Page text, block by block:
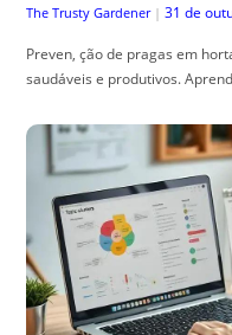
The Trusty Gardener | 31 de
Preven, ção de pragas em
saudáveis e produtivos.